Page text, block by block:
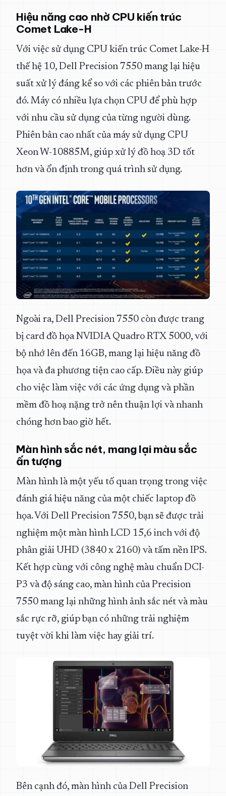
Hiệu năng cao nhờ CPU kiến trúc
Comet Lake-H
Với việc sử dụng CPU kiến trúc Comet Lake-H
thế hệ 10, Dell Precision 7550 mang lại hiệu
suất xử lý đáng kể so với các phiên bản trước
đó. Máy có nhiều lựa chọn CPU để phù hợp
với nhu cầu sử dụng của từng người dùng.
Phiên bản cao nhất của máy sử dụng CPU
Xeon W-10885M, giúp xử lý đồ hoạ 3D tốt
hơn và ổn định trong quá trình sử dụng.
Ngoài ra, Dell Precision 7550 còn được trang
bị card đồ họa NVIDIA Quadro RTX 5000, với
bộ nhớ lên đến 16GB, mang lại hiệu năng đồ
họa và đa phương tiện cao cấp. Điều này giúp
cho việc làm việc với các ứng dụng và phần
mềm đồ hoạ nặng trở nên thuận lợi và nhanh
chóng hơn bao giờ hết.
Màn hình sắc nét, mang lại màu sắc
ấn tượng
Màn hình là một yếu tố quan trọng trong việc
đánh giá hiệu năng của một chiếc laptop đồ
họa. Với Dell Precision 7550, bạn sẽ được trải
nghiệm một màn hình LCD 15,6 inch với độ
phân giải UHD (3840 x 2160) và tấm nền IPS.
Kết hợp cùng với công nghệ màu chuẩn DCI-
P3 và độ sáng cao, màn hình của Precision
7550 mang lại những hình ảnh sắc nét và màu
sắc rực rỡ, giúp bạn có những trải nghiệm
tuyệt vời khi làm việc hay giải trí.
Bên cạnh đó, màn hình của Dell Precision